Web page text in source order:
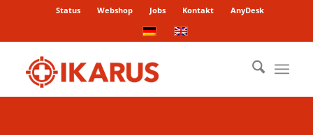
Status Webshop Jobs Kontakt AnyDesk